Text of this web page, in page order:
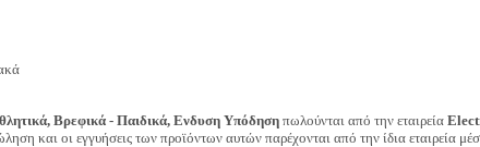
Βρεφικά - Παιδικά, Ενδυση Υπόδησηπωλούνται από την εταιρεία
και οι εγγυήσεις των προϊόντων αυτών παρέχονται από την ίδια εταιρεία